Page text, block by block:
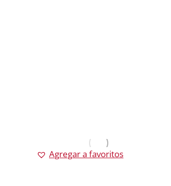
Agregar a favoritos